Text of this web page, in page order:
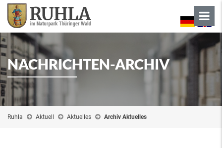
NACHRICHTEN-ARCHIV
Ruhla Aktuell Aktuelles Archiv Aktuelles